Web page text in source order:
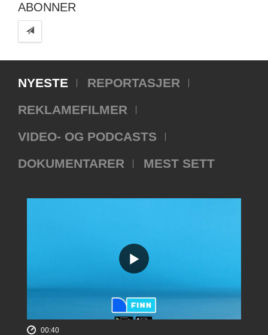
ABONNER
NYESTE
REPORTASJER
REKLAMEFILMER
VIDEO- OG PODCASTS
DOKUMENTARER
MEST SETT
00:40